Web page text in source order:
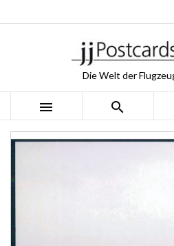
Die Welt der
 